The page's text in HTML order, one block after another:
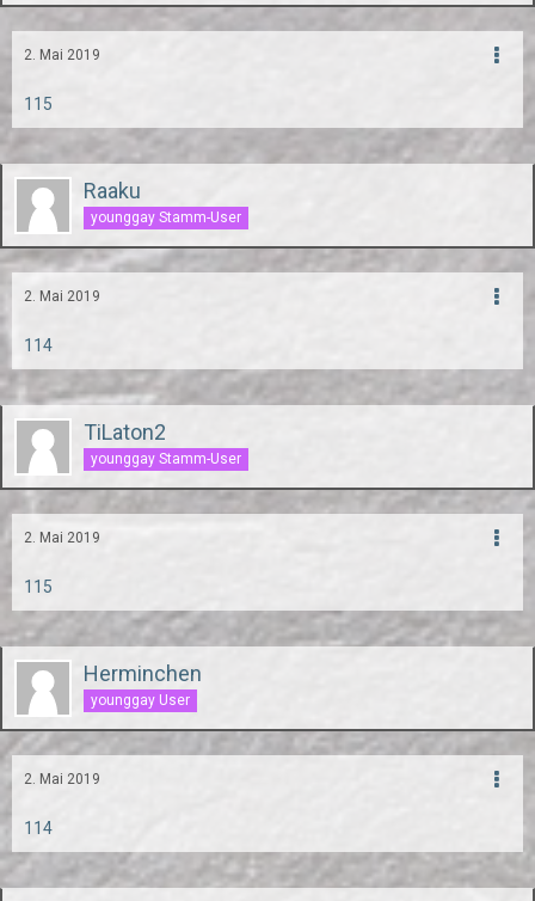
2. Mai 2019
115
Raaku
younggay Stamm-User
2. Mai 2019
114
TiLaton2
younggay Stamm-User
2. Mai 2019
115
Herminchen
younggay User
2. Mai 2019
114